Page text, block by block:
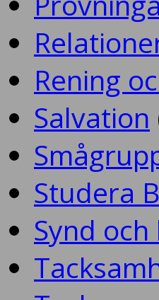
Rening
Salvation
Studera
Synd